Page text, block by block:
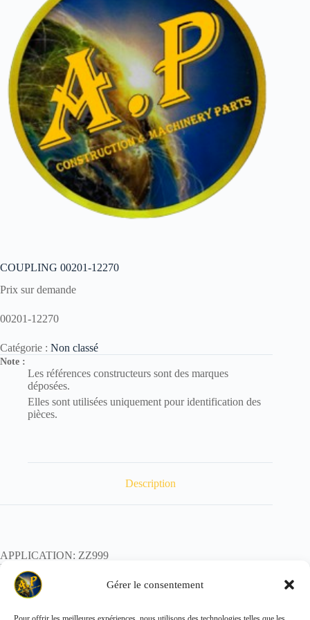
Gérer le consentement
COUPLING 00201-12270
Prix sur demande
00201-12270
Catégorie : Non classé
Note :
Les références constructeurs sont des marques
déposées.
Elles sont utilisées uniquement pour identification des
pièces.
Description
APPLICATION: ZZ999
REF:
POIDS: 0,100kg